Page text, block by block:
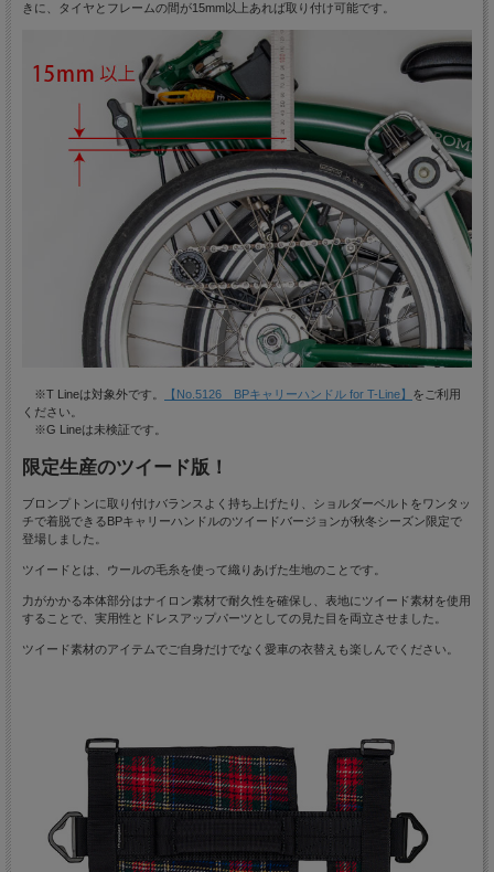
きに、タイヤとフレームの間が15mm以上あれば取り付け可能です。
※T Lineは対象外です。 【No.5126 BPキャリーハンドル for T-Line】 をご利用
ください。
※G Lineは未検証です。
限定生産のツイード版！
ブロンプトンに取り付けバランスよく持ち上げたり、ショルダーベルトをワンタッ
チで着脱できるBPキャリーハンドルのツイードバージョンが秋冬シーズン限定で
登場しました。
ツイードとは、ウールの毛糸を使って織りあげた生地のことです。
力がかかる本体部分はナイロン素材で耐久性を確保し、表地にツイード素材を使用
することで、実用性とドレスアップパーツとしての見た目を両立させました。
ツイード素材のアイテムでご自身だけでなく愛車の衣替えも楽しんでください。